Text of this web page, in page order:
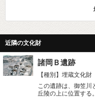
近隣の文化財
諸岡Ｂ遺跡
【種別】埋蔵文化財
この遺跡は、御笠
丘陵の上に位置する